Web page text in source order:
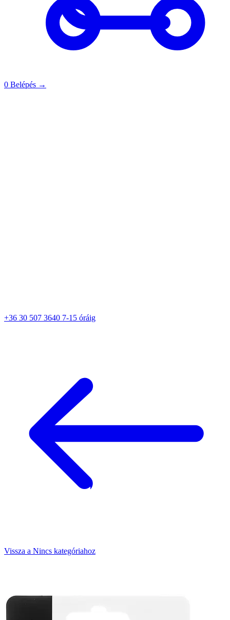
0 Belépés →
+36 30 507 3640 7-15 óráig
Vissza a Nincs kategóriahoz